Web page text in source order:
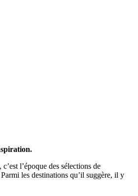
l’époque des sélections de
les destinations qu’il suggère, il y